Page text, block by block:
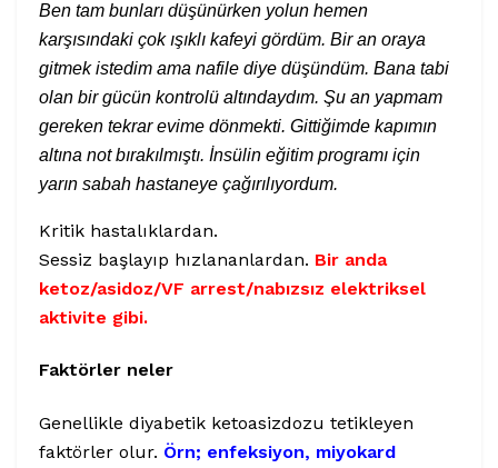
Ben tam bunları düşünürken yolun hemen
karşısındaki çok ışıklı kafeyi gördüm. Bir an oraya
gitmek istedim ama nafile diye düşündüm. Bana tabi
olan bir gücün kontrolü altındaydım. Şu an yapmam
gereken tekrar evime dönmekti. Gittiğimde kapımın
altına not bırakılmıştı. İnsülin eğitim programı için
yarın sabah hastaneye çağırılıyordum.
Kritik hastalıklardan.
Sessiz başlayıp hızlananlardan. Bir anda
ketoz/asidoz/VF arrest/nabızsız elektriksel
aktivite gibi.
Faktörler neler
Genellikle diyabetik ketoasizdozu tetikleyen
faktörler olur. Örn; enfeksiyon, miyokard